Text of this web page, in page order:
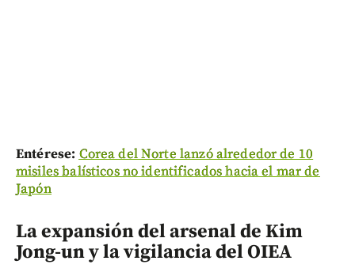
Entérese: Corea del Norte lanzó alrededor de 10
misiles balísticos no identificados hacia el mar de
Japón
La expansión del arsenal de Kim
Jong-un y la vigilancia del OIEA